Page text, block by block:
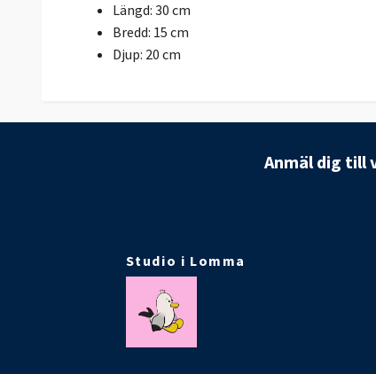
Längd: 30 cm
Bredd: 15 cm
Djup: 20 cm
Anmäl dig till
Studio i Lomma